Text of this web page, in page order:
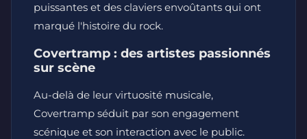
puissantes et des claviers envoûtants qui ont
marqué l'histoire du rock.
Covertramp : des artistes passionnés
sur scène
Au-delà de leur virtuosité musicale,
Covertramp séduit par son engagement
scénique et son interaction avec le public.